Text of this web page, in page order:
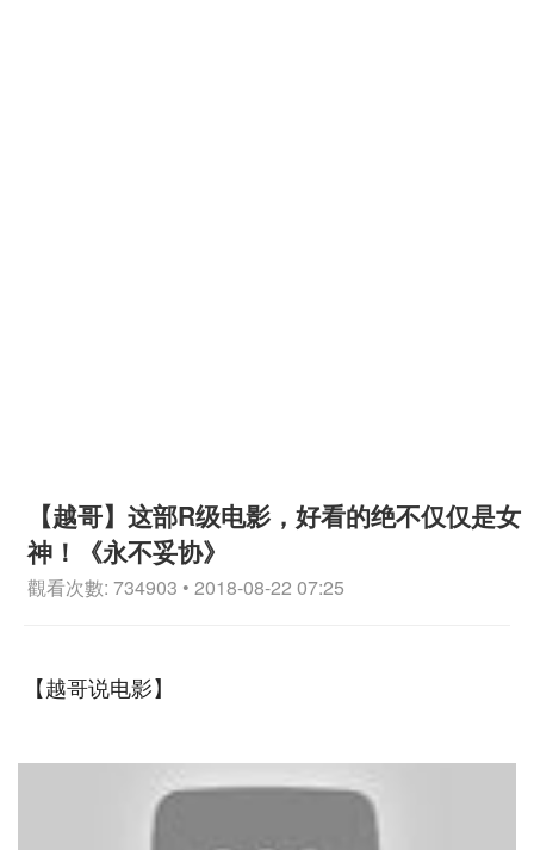
【越哥】这部R级电影，好看的绝不仅仅是女
神！《永不妥协》
觀看次數: 734903 • 2018-08-22 07:25
【越哥说电影】